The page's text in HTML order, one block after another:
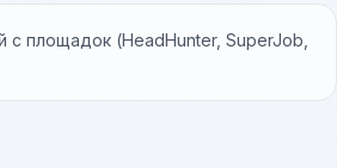
с площадок (HeadHunter, SuperJob,